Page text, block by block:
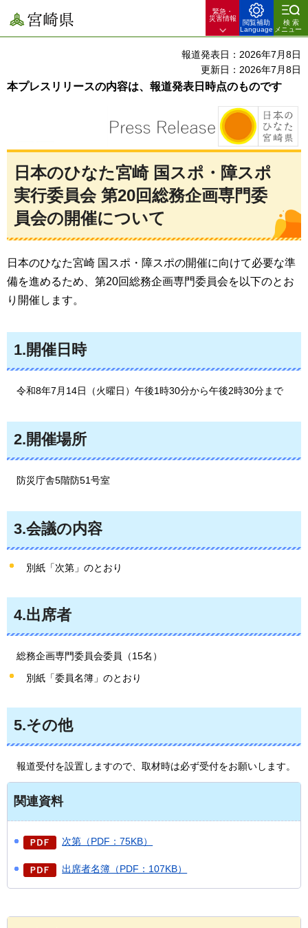
宮崎県
緊急・
災害情報
閲覧補助
Language
検索
メニュー
報道発表日：2026年7月8日
更新日：2026年7月8日
本プレスリリースの内容は、報道発表日時点のものです
日本のひなた宮崎 国スポ・障スポ
実行委員会 第20回総務企画専門委
員会の開催について
日本のひなた宮崎 国スポ・障スポの開催に向けて必要な準
備を進めるため、第20回総務企画専門委員会を以下のとお
り開催します。
1.開催日時
令和8年7 月14日（火曜日）午後1時30分から午後2時30分まで
2.開催場所
防災庁舎5階防51号室
3.会議の内容
別紙「次第」のとおり
4.出席者
総務企画専門委員会委員（15名）
別紙「委員名簿」のとおり
5.その他
報道受付を設置しますので、取材時は必ず受付をお願いします。
関連資料
次第（PDF：75KB）
出席者名簿（PDF：107KB）